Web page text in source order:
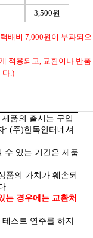
3,500원
배비 7,000원이 부과되오
적용되고, 교환이나 반품
다.)
품의 출시는 구입
: (주)한독인터네셔
수 있는 기간은 제품
품의 가치가 훼손되
.
는 경우에는 교환처
스트 연주를 하지